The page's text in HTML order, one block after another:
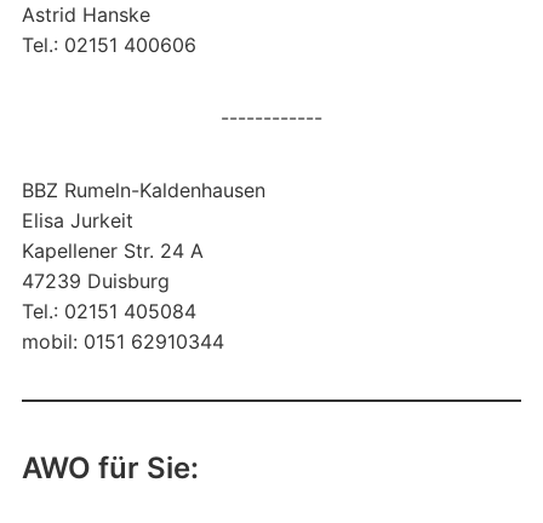
Astrid Hanske
Tel.: 02151 400606
------------
BBZ Rumeln-Kaldenhausen
Elisa Jurkeit
Kapellener Str. 24 A
47239 Duisburg
Tel.: 02151 405084
mobil: 0151 62910344
AWO für Sie: